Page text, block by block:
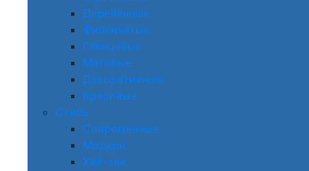
Деревянные
Филенчатые
Глянцевые
Матовые
Декоративные
Красивые
Стиль
Современные
Модерн
Хай-тек